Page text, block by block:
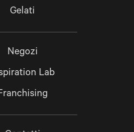
Gelati
Negozi
Lab